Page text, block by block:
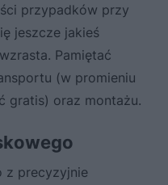
przypadków przy
jeszcze jakieś
Pamiętać
(w promieniu
gratis) oraz montażu.
z precyzyjnie